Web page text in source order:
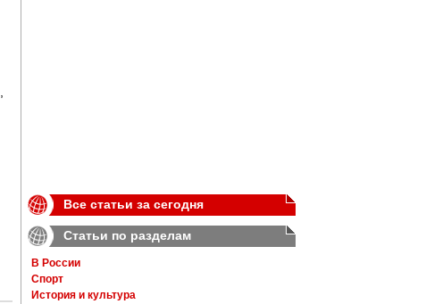
Все статьи за сегодня
Статьи по разделам
В России
Спорт
История и культура